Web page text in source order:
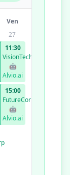
Ven
27
11:30
VisionTech
🤖
Alvio.ai
15:00
FutureCorp
🤖
Alvio.ai